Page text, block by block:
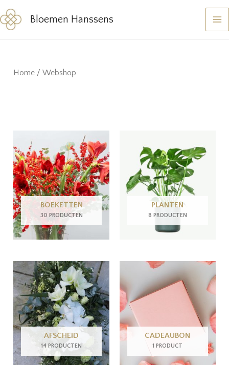
Ga
naar
de
Bloemen Hanssens
Home / Webshop
BOEKETTEN
30 PRODUCTEN
PLANTEN
8 PRODUCTEN
AFSCHEID
14 PRODUCTEN
CADEAUBON
1 PRODUCT